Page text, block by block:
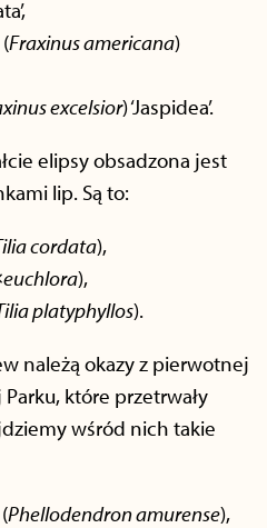
Fraxinus americana)
excelsior) ‘Jaspidea’.
elipsy obsadzona jest
lip. Są to:
cordata),
),
platyphyllos).
należą okazy z pierwotnej
które przetrwały
wśród nich takie
Phellodendron amurense),